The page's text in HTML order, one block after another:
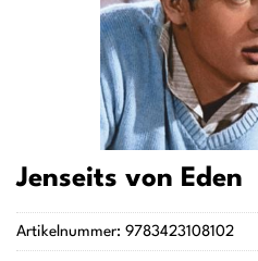
Jenseits von Eden
Artikelnummer: 9783423108102